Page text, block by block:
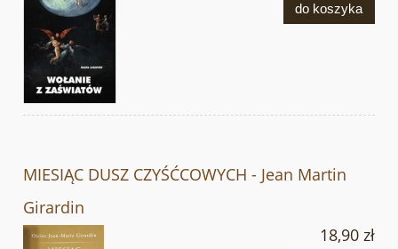
do koszyka
MIESIĄC DUSZ CZYŚĆCOWYCH - Jean Martin
Girardin
18,90 zł